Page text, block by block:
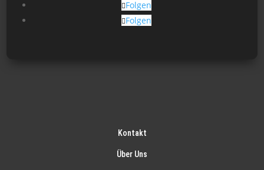
Folgen
Folgen
Kontakt
Über Uns